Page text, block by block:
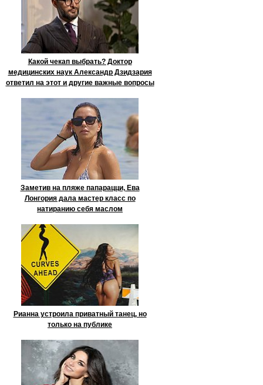
Какой чекап выбрать? Доктор
медицинских наук Александр Дзидзария
ответил на этот и другие важные вопросы
Заметив на пляже папарацци, Ева
Лонгория дала мастер класс по
натиранию себя маслом
Рианна устроила приватный танец, но
только на публике